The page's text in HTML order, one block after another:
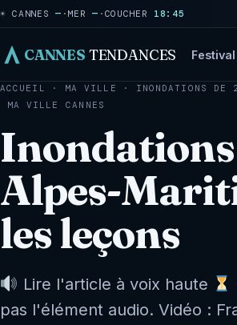
☀ CANNES— · MER— · COUCHER 18:45
CANNES TENDANCES Festival
ACCUEIL · MA VILLE · INONDATIONS
MA VILLE
CANNES
Inondations
Alpes-
les leçons
Lire l'article à voix haute
pas l'élément audio. Vidéo :